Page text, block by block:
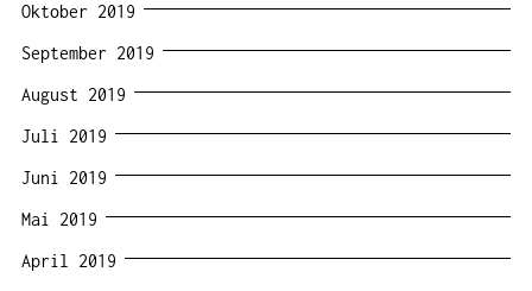
Oktober 2019
September 2019
August 2019
Juli 2019
Juni 2019
Mai 2019
April 2019